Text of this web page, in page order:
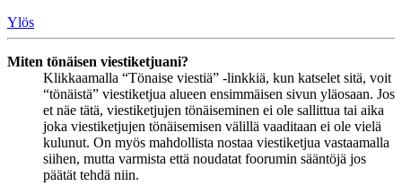
Ylös
Miten tönäisen viestiketjuani?
Klikkaamalla “Tönaise viestiä” -linkkiä, kun katselet sitä, voit
“tönäistä” viestiketjua alueen ensimmäisen sivun yläosaan. Jos
et näe tätä, viestiketjujen tönäiseminen ei ole sallittua tai aika
joka viestiketjujen tönäisemisen välillä vaaditaan ei ole vielä
kulunut. On myös mahdollista nostaa viestiketjua vastaamalla
siihen, mutta varmista että noudatat foorumin sääntöjä jos
päätät tehdä niin.